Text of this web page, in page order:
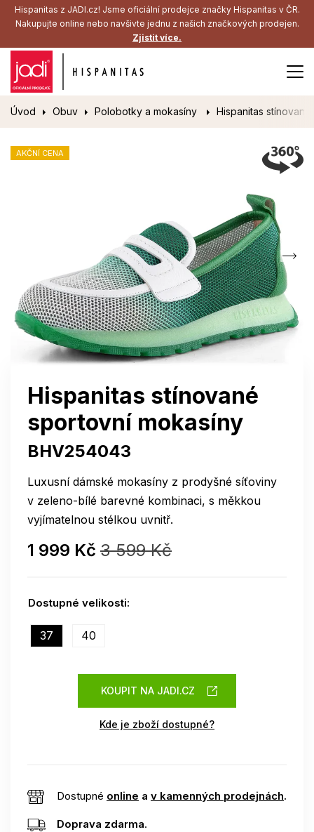
Hispanitas z JADI.cz! Jsme oficiální prodejce značky Hispanitas v ČR.
Nakupujte online nebo navšivte jednu z našich značkových prodejen.
Zjistit více.
Úvod Obuv Polobotky a mokasíny Hispanitas
AKČNÍ CENA
Hispanitas stínované
sportovní mokasíny
BHV254043
Luxusní dámské mokasíny z prodyšné síťoviny
v zeleno-bílé barevné kombinaci, s měkkou
vyjímatelnou stélkou uvnitř.
1 999 Kč 3 599 Kč
Dostupné velikosti:
37 40
KOUPIT NA JADI.CZ
Kde je zboží dostupné?
Dostupné online a v kamenných prodejnách.
Doprava zdarma.